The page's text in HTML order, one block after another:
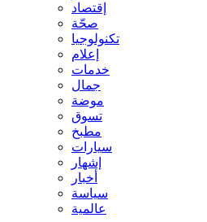
إقتصاد
صحّة
تكنولوجيا
إعلام
خدمات
جمال
موضة
تسوق
مطبخ
سيارات
إشهار
أخبار
سياسة
عالمية